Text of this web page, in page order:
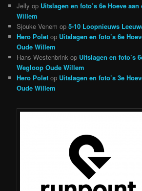
Jelly op Uitslagen en foto’s 6e Hoeve
Willem
Sjouke Venem op5-10 Loopnieuws
Hero Polet op Uitslagen en foto’s 6e
Oude Willem
Hans Westenbrink op Uitslagen en foto’s
Wegloop Oude Willem
Hero Polet op Uitslagen en foto’s 3e
Oude Willem